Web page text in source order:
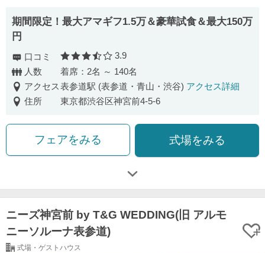
期間限定！最大アマギフ1.5万＆豪華試食＆最大150万
円
口コミ 口コミ評価
3.9
人数
着席：2名 ～ 140名
アクセス表参道駅 (表参道・青山・渋谷) アクセス詳細
住所
東京都渋谷区神宮前4-5-6
フェアをみる 式場をみる
ニーズ神宮前 by T&G WEDDING(旧 アルモ
ニーソルーナ表参道)
式場・ゲストハウス